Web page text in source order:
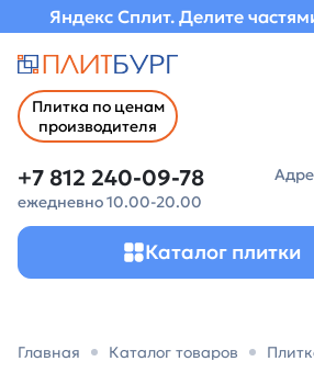
Яндекс Сплит. Делите
Плитка по ценам
производителя
+7 812 240-09-78
ежедневно 10.00-20.00
Каталог плитки
Главная Каталог товаров